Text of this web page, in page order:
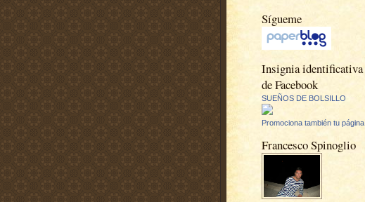
Sígueme
Insignia identificativa
de Facebook
SUEÑOS DE BOLSILLO
Promociona también tu página
Francesco Spinoglio